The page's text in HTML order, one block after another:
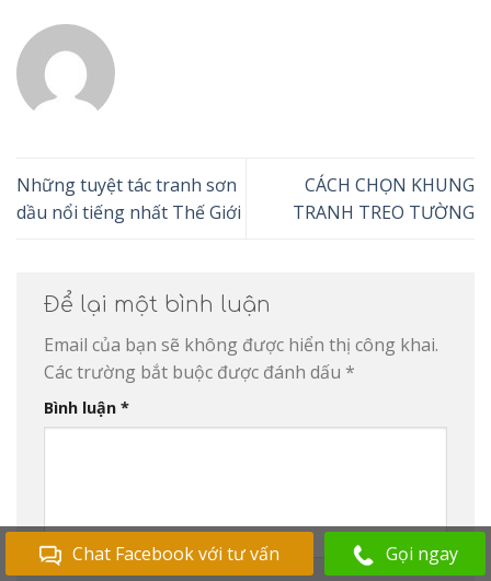
Những tuyệt tác tranh sơn
dầu nổi tiếng nhất Thế Giới
CÁCH CHỌN KHUNG
TRANH TREO TƯỜNG
Để lại một bình luận
Email của bạn sẽ không được hiển thị công khai.
Các trường bắt buộc được đánh dấu *
Bình luận *
Chat Facebook với tư vấn Gọi ngay